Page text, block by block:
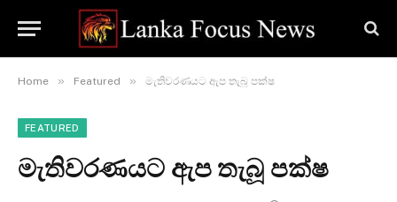
Home » Featured » මැතිවරණයට ඇප තැබූ පක්ෂ
FEATURED
මැතිවරණයට ඇප තැබූ පක්ෂ